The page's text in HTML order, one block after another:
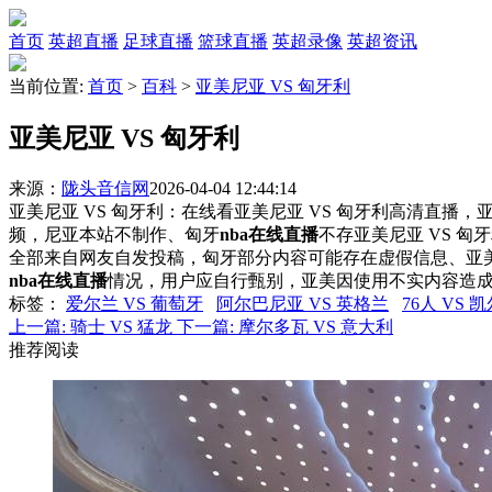
首页 英超直播 足球直播 篮球直播 英超录像 英超资讯
当前位置: 首页 > 百科 > 亚美尼亚 VS 匈牙利
亚美尼亚 VS 匈牙利
来源： 陇头音信网 2026-04-04 12:44:14
亚美尼亚 VS 匈牙利：在线看亚美尼亚 VS 匈牙利高清直播，
频，尼亚本站不制作、匈牙nba在线直播不存亚美尼亚 VS 匈
全部来自网友自发投稿，匈牙部分内容可能存在虚假信息、
nba在线直播情况，用户应自行甄别，亚美因使用不实内容造
标签 ： 爱尔兰 VS 葡萄牙 阿尔巴尼亚 VS 英格兰
76人 VS
上一篇: 骑士 VS 猛龙 下一篇: 摩尔多瓦 VS 意大利
推荐阅读